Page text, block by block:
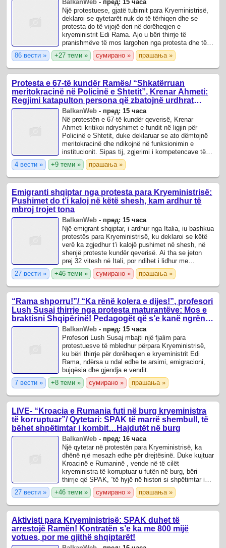
BalkanWeb - пред: 15 часа
Një protestuese, gjatë tubimit para Kryeministrisë,
deklaroi se qytetarët nuk do të tërhiqen dhe se
protesta do të vijojë deri në dorëheqjen e
kryeministrit Edi Rama. Ajo u bëri thirrje të
pranishmëve të mos largohen nga protesta dhe të
qëndrojnë të bashkuar. “Nuk ka kthim pas.
86 вести » +27 теми » сумирано » прашања »
Protesta e 67-të kundër Ramës/ “Shkatërruan
meritokracinë në Policinë e Shtetit”, Krenar Ahmeti:
Regjimi katapulton persona që zbatojnë urdhrat
politikë, por…BalkanWeb - пред: 15 часа
Në protestën e 67-të kundër qeverisë, Krenar
Ahmeti kritikoi ndryshimet e fundit në ligjin për
Policinë e Shtetit, duke deklaruar se ato dëmtojnë
meritokracinë dhe ndikojnë në funksionimin e
institucionit. Sipas tij, zgjerimi i kompetencave të
drejtorit të përgjithshëm të ...
4 вести » +9 теми » прашања »
Emigranti shqiptar nga protesta para Kryeministrisë:
Pushimet do t’i kaloj në këtë shesh, kam ardhur të
mbroj trojet tona
BalkanWeb - пред: 15 часа
Një emigrant shqiptar, i ardhur nga Italia, iu bashkua
protestës para Kryeministrisë, ku deklaroi se këtë
verë ka zgjedhur t’i kalojë pushimet në shesh, në
shenjë proteste kundër qeverisë. Ai tha se jeton
prej 32 vitesh në Itali, por ndihet i lidhur me
vendlindjen dhe ka ardhur ...
27 вести » +46 теми » сумирано » прашања »
“Rama shporru!”/ “Ka rënë kolera e dijes!”, profesori
Lush Susaj thirrje nga protesta maturantëve: Mos e
braktisni Shqipërinë! Pedagogët që s’e kanë ngrënë
çorbën e korrupsionit të vinë në shesh
BalkanWeb - пред: 15 часа
Profesori Lush Susaj mbajti një fjalim para
protestuesve të mbledhur përpara Kryeministrisë,
ku bëri thirrje për dorëheqjen e kryeministrit Edi
Rama, ndërsa u ndal edhe te arsimi, emigracioni,
bujqësia dhe gjendja e vendit.
7 вести »
+8 теми » сумирано » прашања »
LIVE- “Kroacia e Rumania futi në burg kryeministra
të korruptuar”/ Qytetari: SPAK të marrë shembull, të
bëhet shpëtimtar i kombit…Hajdutët në burg
BalkanWeb - пред: 16 часа
Një qytetar në protestën para Kryeministrisë, ka
dhënë një mesazh edhe për drejtësinë. Duke kujtuar
Kroacinë e Rumaninë , vende në të cilët
kryeministra të korruptuar u futën në burg, bëri
thirrje që SPAK, “të hyjë në histori si shpëtimtar i
kombit” dhe të dënojë kryeministrin e ...
27 вести » +46 теми » сумирано » прашања »
Aktivisti para Kryeministrisë: SPAK duhet të
arrestojë Ramën! Kontratën s’e ka me 800 mijë
votues, por me gjithë shqiptarët!